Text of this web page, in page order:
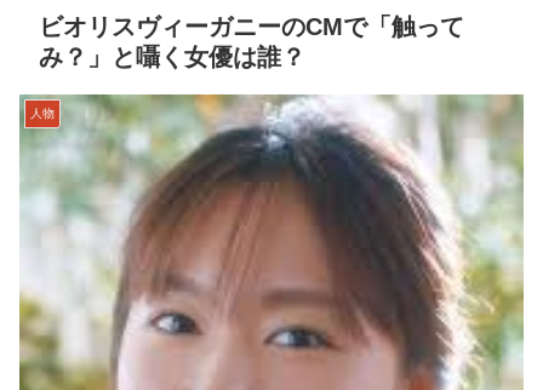
ビオリスヴィーガニーのCMで「触って
み？」と囁く女優は誰？
人物